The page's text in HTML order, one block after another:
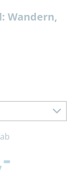
Wandern,